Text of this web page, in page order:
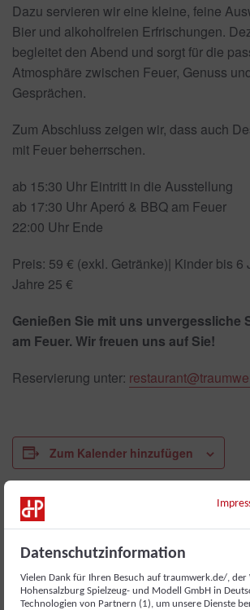
Dazu servieren wir eine kleine, feine
Bier und alkoholfreien Erfrischungen.
begleitet den Abend und sorgt für die
Atmosphäre zwischen Feuer, Genuss
Gesprächen.
Zum Abschluss zeigen wir, dass auch
mit Feuer beherrschen.
ab 15:30 Uhr Eintritt in die Ausstellung
ab 17:30 Uhr Aperó & BBQ am Feuer
22:00 Uhr Ende
Preis: 59 € (exkl. Getränke)| Kinder bis 6
Jahre 25 €
Genießen Sie mit uns unvergessliche
am Feuer. Wir freuen uns auf Sie!
Reservierung unter:
Zum Kalender hinzufügen
DETAILS
Datum:
Zeit:
Datenschutzinformation
Vielen Dank für Ihren Besuch auf traumwerk.de/, der
Hohensalzburg Spielzeug- und Modell GmbH in
Technologien von Partnern (1), um unsere Dienste